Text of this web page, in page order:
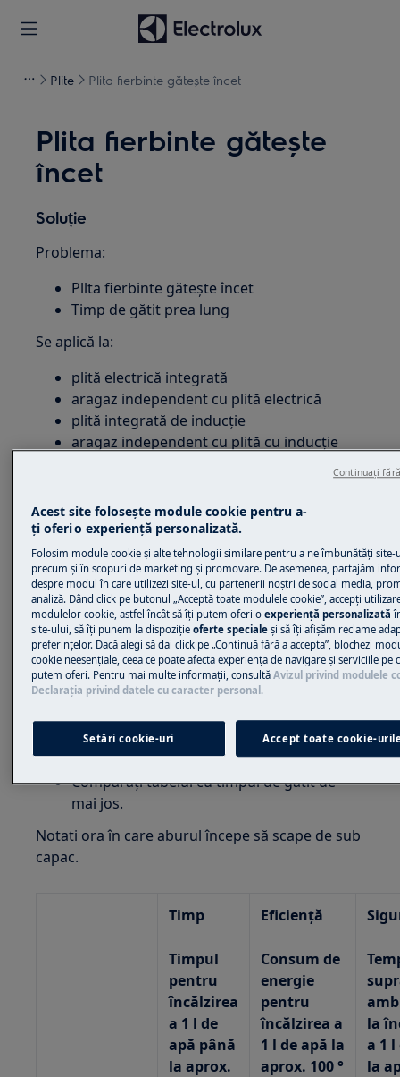
Plite Plita fierbinte gătește încet
Plita fierbinte gătește
încet
Soluție
Problema:
Pllta fierbinte gătește încet
Timp de gătit prea lung
Se aplică la:
plită electrică integrată
aragaz independent cu plită electrică
plită integrată de inducție
aragaz independent cu plită cu inducție
Rezoluţie:
1. Măsurați timpul de gătire după cum
urmează:
Folosiți o cratiță de oțel care se potrivește
perfect pe zona de gătit.
Asigurați-vă că partea de jos a cratiței este
uniforma apăsând o riglă spre bază.
Turnați 1 l de apă în cratiță și puneți
capacul.
Puneți cratița pe zona de gătit. Setați la cea
mai înaltă setare.
Comparați tabelul cu timpul de gătit de
mai jos.
Notati ora în care aburul începe să scape de sub
capac.
Timp Eficienţă
Timpul
pentru
încălzirea
a 1 l de
apă până
la aprox.
Consum de
energie
pentru
încălzirea a
1 l de apă la
aprox. 100 °
la
a 1 l
la
Acest site folosește module cookie pentru a-
ţi oferi o experienţă personalizată.
Folosim module cookie și alte tehnologii similare pentru a ne îmbunătăţi site-
precum și în scopuri de marketing și promovare. De asemenea, partajăm
despre modul în care utilizezi site-ul, cu partenerii noștri de social media,
analiză. Dând click pe butonul „Acceptă toate modulele cookie”, accepţi
modulelor cookie, astfel încât să îţi putem oferi oexperienţă personalizată
site-ului, să îţi punem la dispoziţieoferte speciale și să îţi afișăm reclame
preferinţelor. Dacă alegi să dai click pe „Continuă fără a accepta”, blochezi
cookie neesenţiale, ceea ce poate afecta experienţa de navigare și serviciile pe
putem oferi. Pentru mai multe informaţii, consultăAvizul privind modulele
Declaraţia privind datele cu caracter personal .
Setări cookie-uri Accept toate cookie-
Continuați